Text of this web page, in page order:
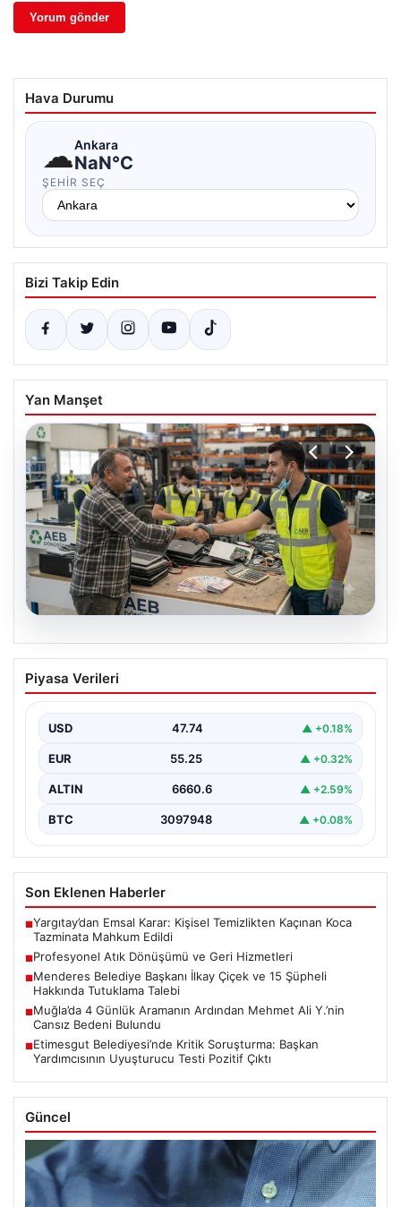
Hava Durumu
☁Ankara
NaN°C
ŞEHIR SEÇ
Bizi Takip Edin
Yan Manşet
08.08.2026
Profesyonel Atık Dönüşümü ve Geri
Hizmetleri
envanterlerini belirli periyotlarla güncellemektedir.
Yapılan yenileme süreçlerinde boşta…
Piyasa Verileri
USD 47.74 ▲ +0.18%
EUR 55.25 ▲ +0.32%
ALTIN 6660.6 ▲ +2.59%
BTC 3097948 ▲ +0.08%
Son Eklenen Haberler
■Yargıtay’dan Emsal Karar: Kişisel Temizlikten Kaçınan Koca
Tazminata Mahkum Edildi
■Profesyonel Atık Dönüşümü ve Geri Hizmetleri
■Menderes Belediye Başkanı İlkay Çiçek ve 15 Şüpheli
Hakkında Tutuklama Talebi
■Muğla’da 4 Günlük Aramanın Ardından Mehmet Ali Y.’nin
Cansız Bedeni Bulundu
■Etimesgut Belediyesi’nde Kritik Soruşturma: Başkan
Yardımcısının Uyuşturucu Testi Pozitif Çıktı
Güncel